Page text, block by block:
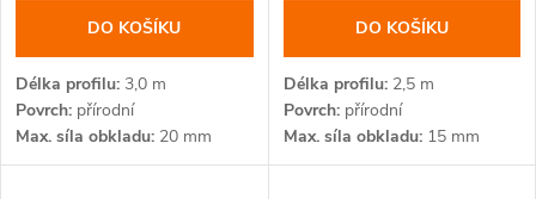
DO KOŠÍKU
Délka profilu 3,0 m
Povrch přírodní
Max. síla obkladu 20 mm
DO KOŠÍKU
Délka profilu2,5 m
Povrchpřírodní
Max. síla obkladu15 mm